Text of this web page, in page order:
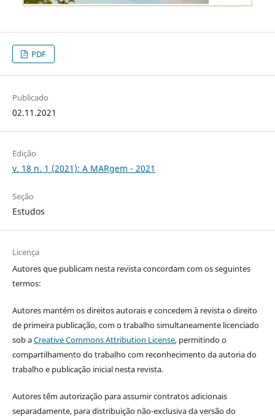
PDF
Publicado
02.11.2021
Edição
v. 18 n. 1 (2021): A MARgem - 2021
Seção
Estudos
Licença
Autores que publicam nesta revista concordam com os seguintes
termos:
Autores mantém os direitos autorais e concedem à revista o direito
de primeira publicação, com o trabalho simultaneamente licenciado
sob aCreative Commons Attribution License, permitindo o
compartilhamento do trabalho com reconhecimento da autoria do
trabalho e publicação inicial nesta revista.
Autores têm autorização para assumir contratos adicionais
separadamente, para distribuição não-exclusiva da versão do